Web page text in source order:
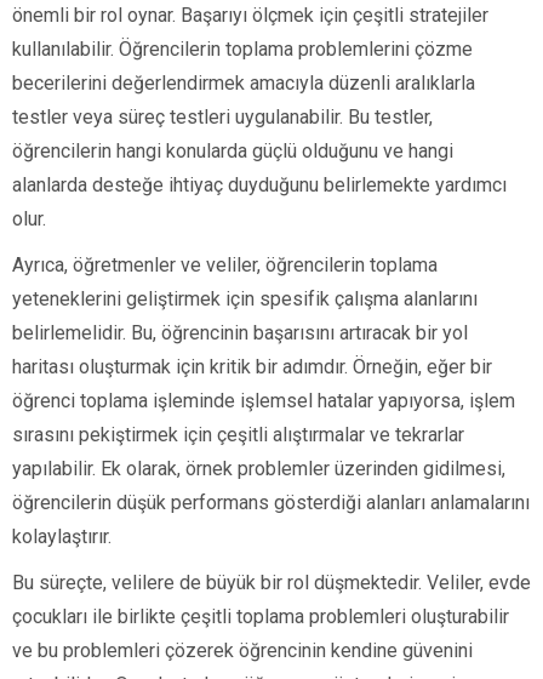
önemli bir rol oynar. Başarıyı ölçmek için çeşitli stratejiler
kullanılabilir. Öğrencilerin toplama problemlerini çözme
becerilerini değerlendirmek amacıyla düzenli aralıklarla
testler veya süreç testleri uygulanabilir. Bu testler,
öğrencilerin hangi konularda güçlü olduğunu ve hangi
alanlarda desteğe ihtiyaç duyduğunu belirlemekte yardımcı
olur.
Ayrıca, öğretmenler ve veliler, öğrencilerin toplama
yeteneklerini geliştirmek için spesifik çalışma alanlarını
belirlemelidir. Bu, öğrencinin başarısını artıracak bir yol
haritası oluşturmak için kritik bir adımdır. Örneğin, eğer bir
öğrenci toplama işleminde işlemsel hatalar yapıyorsa, işlem
sırasını pekiştirmek için çeşitli alıştırmalar ve tekrarlar
yapılabilir. Ek olarak, örnek problemler üzerinden gidilmesi,
öğrencilerin düşük performans gösterdiği alanları anlamalarını
kolaylaştırır.
Bu süreçte, velilere de büyük bir rol düşmektedir. Veliler, evde
çocukları ile birlikte çeşitli toplama problemleri oluşturabilir
ve bu problemleri çözerek öğrencinin kendine güvenini